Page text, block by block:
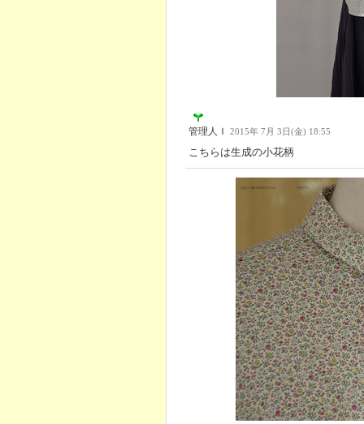
管理人Ｉ 2015年 7月 3日(金) 18:55
こちらは生成の小花柄